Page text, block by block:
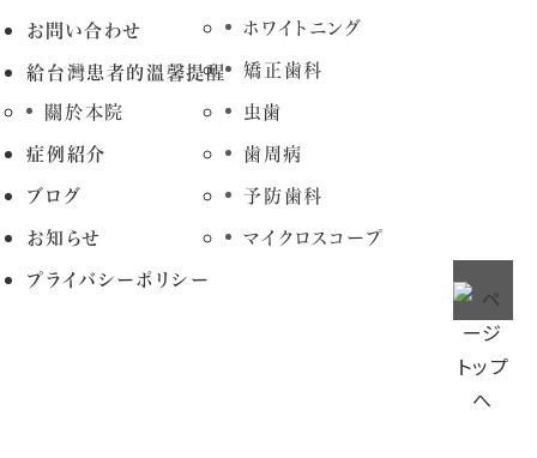
お問い合わせ
給台灣患者的溫馨提醒
關於本院
症例紹介
ブログ
お知らせ
プライバシーポリシー
ホワイトニング
矯正歯科
虫歯
歯周病
予防歯科
マイクロスコープ